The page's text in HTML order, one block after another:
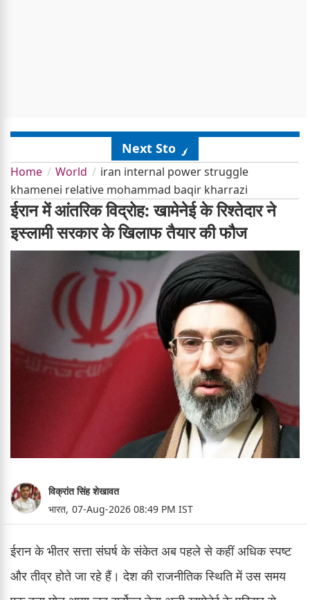
Next Story
Home World
iran internal power struggle
khamenei relative mohammad baqir kharrazi
ईरान में आंतरिक विद्रोह: खामेनेई के रिश्तेदार ने
इस्लामी सरकार के खिलाफ तैयार की फौज
विक्रांत सिंह शेखावत
भारत, 07-Aug-2026 08:49 PM IST
ईरान के भीतर सत्ता संघर्ष के संकेत अब पहले से कहीं अधिक स्पष्ट
और तीव्र होते जा रहे हैं। देश की राजनीतिक स्थिति में उस समय